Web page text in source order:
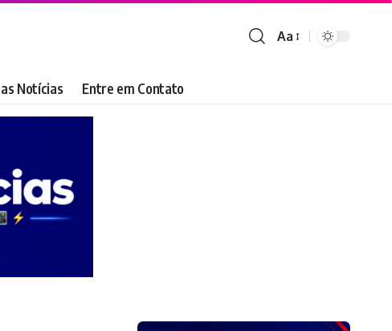
Font
Aa
Notícias Entre em Contato